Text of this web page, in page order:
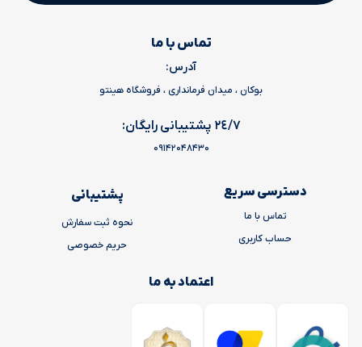
تماس با ما
آدرس:
بوکان ، میدان فرمانداری ، فروشگاه هینتو
٢٤/٧ پشتیبانی رایگان:
09142048430
دسترسی سریع
تماس با ما
حساب کاربری
پشتیبانی
نحوه ثبت سفارش
حریم خصوصی
اعتماد به ما